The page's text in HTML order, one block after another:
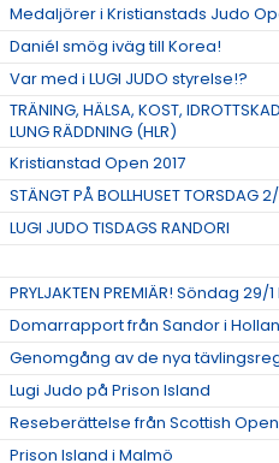
Medaljörer i Kristianstads Judo
Daniél smög iväg till Korea!
Var med i LUGI JUDO styrelse!?
TRÄNING, HÄLSA, KOST,
LUNG RÄDDNING (HLR)
Kristianstad Open 2017
STÄNGT PÅ BOLLHUSET TORSDAG
LUGI JUDO TISDAGS RANDORI
PRYLJAKTEN PREMIÄR! Söndag 29/1
Domarrapport från Sandor i
Genomgång av de nya
Lugi Judo på Prison Island
Reseberättelse från Scottish
Prison Island i Malmö